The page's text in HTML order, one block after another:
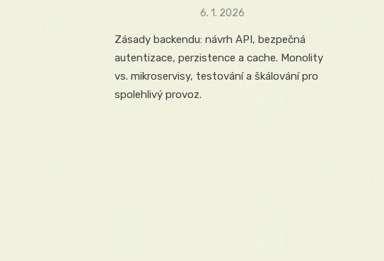
Posted
6. 1. 2026
Zásady backendu: návrh API, bezpečná
autentizace, perzistence a cache. Monolity
vs. mikroservisy, testování a škálování pro
spolehlivý provoz.